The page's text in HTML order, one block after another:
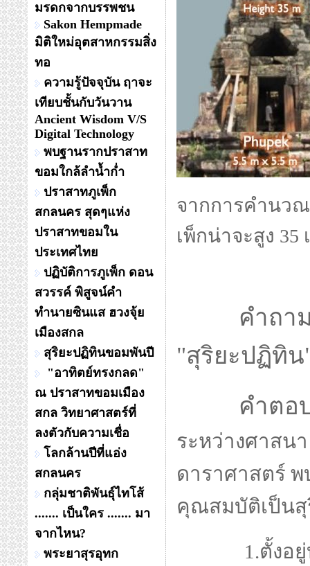
มรดกจากบรรพชน
Sakon Hempmade
มิติใหม่อุตสาหกรรมสิ่ง
ทอ
ความรู้ปัจจุบัน ฤาจะ
เทียบชั้นกับวันวาน
Ancient Wisdom V/S
Digital Technology
พบฐานรากปราสาท
ขอมใกล้ลำน้ำก่ำ
ปราสาทภูเพ็ก
สกลนคร สุดๆแห่ง
ปราสาทขอมใน
ประเทศไทย
ปฏิบัติการภูเพ็ก ดอน
สวรรค์ พิสูจน์คำ
ทำนายซินแส ฮวงจุ้ย
เมืองสกล
สุริยะปฏิทินขอมพันปี
"อาทิตย์ทรงกลด"
ณ ปราสาทขอมเมือง
สกล วิทยาศาสตร์ที่
ลงตัวกับความเชื่อ
โลกล้านปีที่แอ่ง
สกลนคร
กลุ่มชาติพันธุ์ไทโส้
....... เป็นใคร ....... มา
จากไหน?
พระยาสุรอุทก
จากการคำนว
เพ็กน่าจะสูง
คำถาม
"สุริยะปฏิทิน
คำตอ
ระหว่างศาสน
ดาราศาสตร์
คุณสมบัติเป็นสุ
1.ตั้งอยู่บน